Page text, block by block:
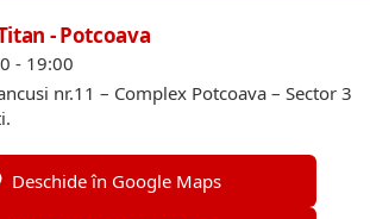
- Potcoava
- 19:00
nr.11 – Complex Potcoava – Sector 3
Deschide în Google Maps